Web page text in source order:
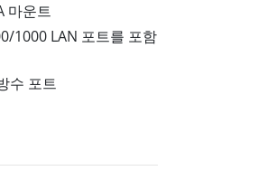
패널 PC
디스플레이
마운트
1000 LAN 포트를 포함
수 포트